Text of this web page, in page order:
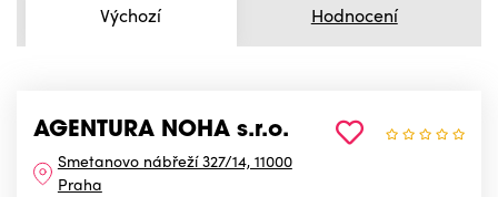
Výchozí Hodnocení
AGENTURA NOHA s.r.o.
Smetanovo nábřeží 327/14, 11000
Praha